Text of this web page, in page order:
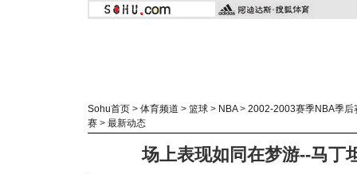
Sohu首页 > 体育频道 > 篮球 > NBA> 2002-2003赛季NBA季后
赛 > 最新动态
场上表现如同在梦游--马丁